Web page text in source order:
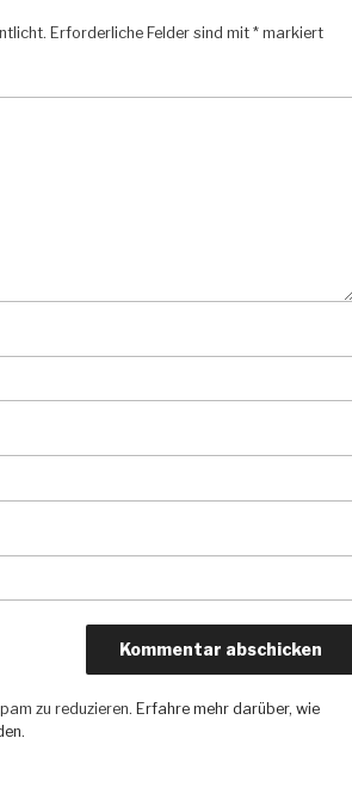
Erforderliche Felder sind mit* markiert
zu reduzieren. Erfahre mehr darüber, wie
.